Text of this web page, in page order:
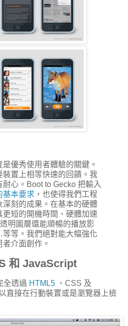
優秀使用者體驗的關鍵。
裝置上相等快速的回饋。我
心。Boot to Gecko 把輸入
基本要求 ，也使得我們工程
深刻的成果。在基本的硬體
更短的開機時間、硬體加速
明圖層還能順暢的播放影
等。我們絕對能大幅強化
介面創作。
和 JavaScript
全透過 HTML5 、CSS 及
直接在行動裝置或是瀏覽器上檢